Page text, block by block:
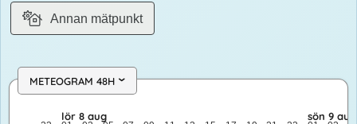
Annan mätpunkt
METEOGRAM 48H ›
fre 7 aug: 16,6 till 16,6 grader: ingen nederbörd: upp till 5,2
lör 8 aug sön 9 aug